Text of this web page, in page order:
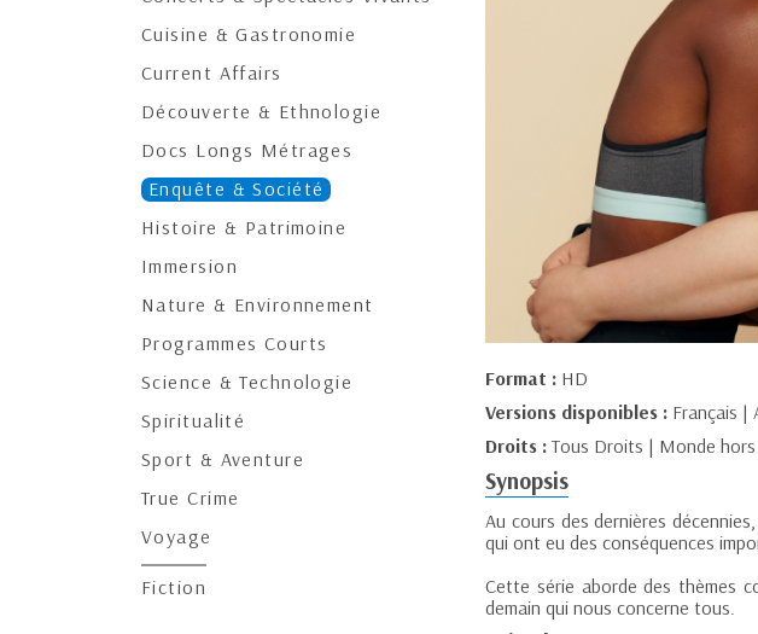
Cuisine & Gastronomie
Current Affairs
Découverte & Ethnologie
Docs Longs Métrages
Enquête & Société
Histoire & Patrimoine
Immersion
Nature & Environnement
Programmes Courts
Science & Technologie
Spiritualité
Sport & Aventure
True Crime
Voyage
Fiction
Format : HD
Versions disponibles : Français |
Droits :Tous Droits | Monde hors
Synopsis
Au cours des dernières
qui ont eu des conséquences
Cette série aborde des thèmes
demain qui nous concerne tous.